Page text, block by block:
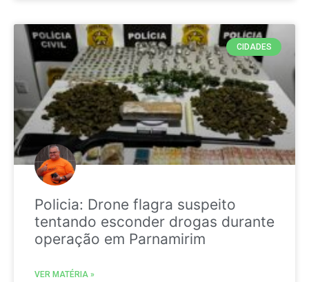
CIDADES
Policia: Drone flagra suspeito
tentando esconder drogas durante
operação em Parnamirim
VER MATÉRIA »